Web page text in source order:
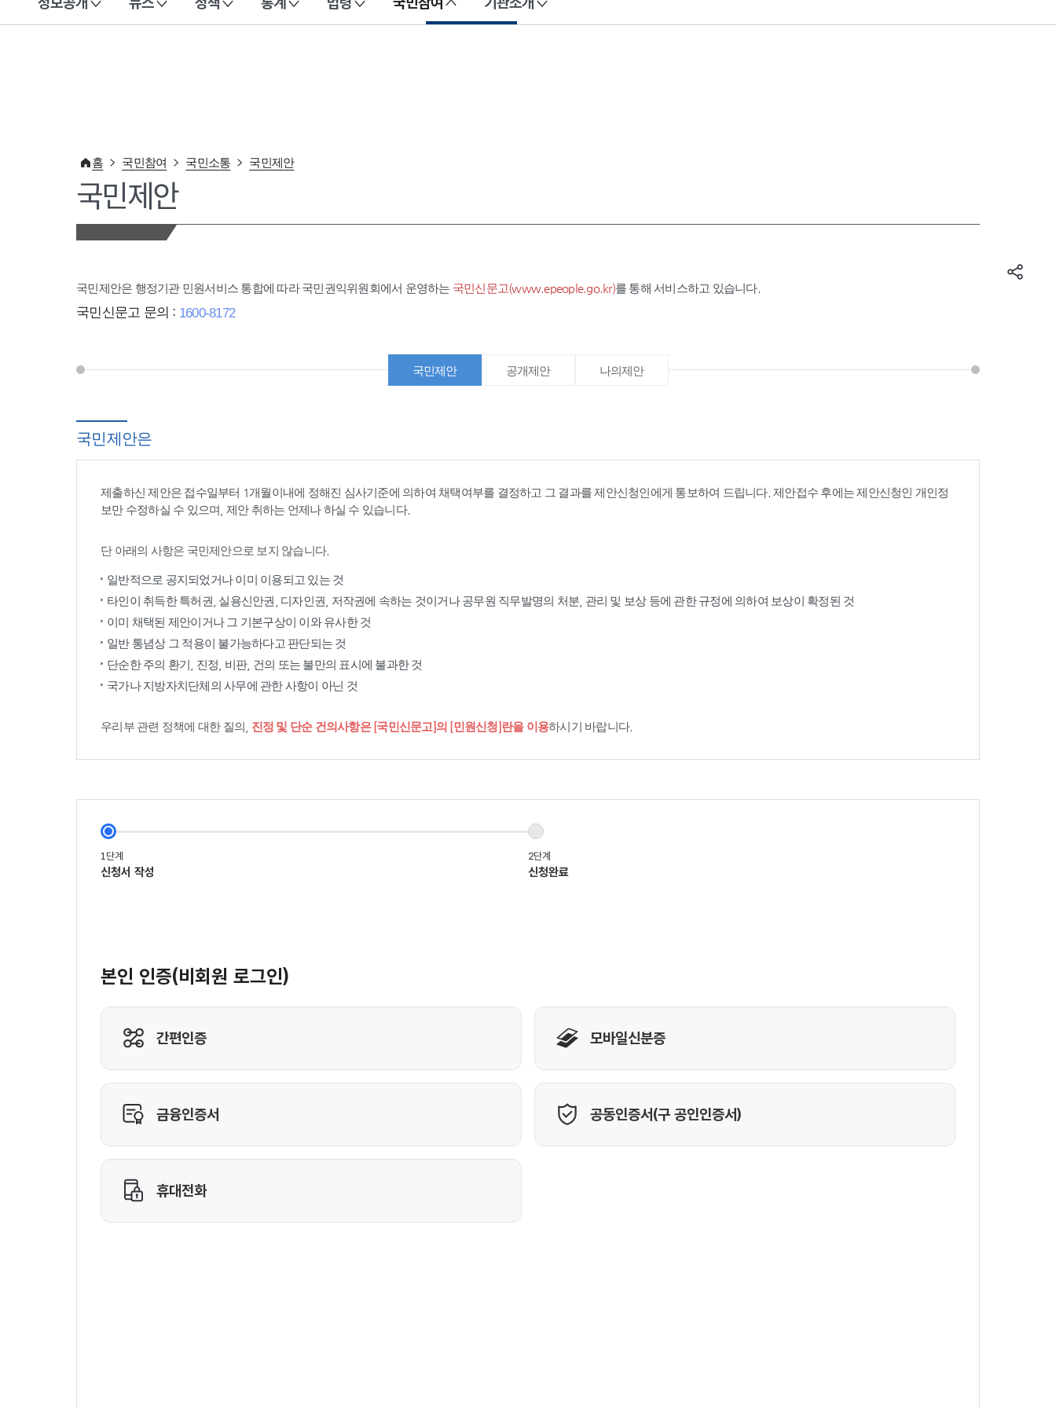
이 누리집은 대한민국 공식 전자정부 누리집입니다.
홈 국민참여 국민소통 국민제안
국민제안
국민제안은 행정기관 민원서비스 통합에 따라 국민권익위원회에서 운영하는 국민신문고(www.epeople.go.kr)를 통해 서비스하고 있습니다.
국민신문고 문의 : 1600-8172
국민제안 공개제안 나의제안
국민제안은
제출하신 제안은 접수일부터 1개월이내에 정해진 심사기준에 의하여 채택여부를 결정하고 그 결과를 제안신청인에게 통보하여 드립니다. 제안접수 후에는 제안신청인 개인정
보만 수정하실 수 있으며, 제안 취하는 언제나 하실 수 있습니다.
단 아래의 사항은 국민제안으로 보지 않습니다.
일반적으로 공지되었거나 이미 이용되고 있는 것
타인이 취득한 특허권, 실용신안권, 디자인권, 저작권에 속하는 것이거나 공무원 직무발명의 처분, 관리 및 보상 등에 관한 규정에 의하여 보상이 확정된 것
이미 채택된 제안이거나 그 기본구상이 이와 유사한 것
일반 통념상 그 적용이 불가능하다고 판단되는 것
단순한 주의 환기, 진정, 비판, 건의 또는 불만의 표시에 불과한 것
국가나 지방자치단체의 사무에 관한 사항이 아닌 것
우리부 관련 정책에 대한 질의, 진정 및 단순 건의사항은 [국민신문고]의 [민원신청]란을 이용하시기 바랍니다.